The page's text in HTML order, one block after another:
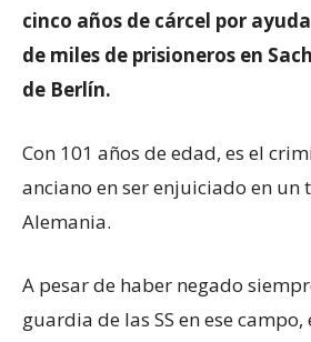
cinco años de cárcel por
de miles de prisioneros en
de Berlín.
Con 101 años de edad, es el
anciano en ser enjuiciado en un
Alemania.
A pesar de haber negado
guardia de las SS en ese